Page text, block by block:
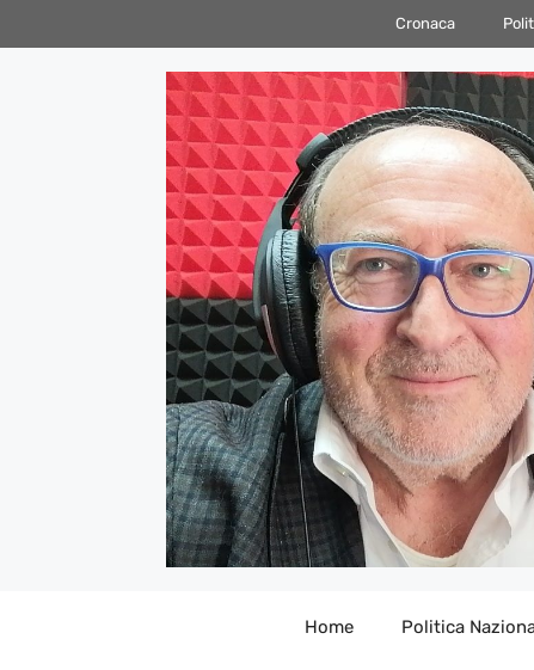
al
Cronaca
Home Politica